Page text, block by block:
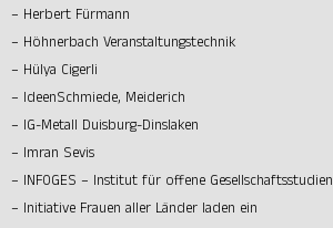
– Herbert Fürmann
– Höhnerbach Veranstaltungstechnik
– Hülya Cigerli
– IdeenSchmiede, Meiderich
– IG-Metall Duisburg-Dinslaken
– Imran Sevis
– INFOGES – Institut für offene Gesellschaftsstudien
– Initiative Frauen aller Länder laden ein